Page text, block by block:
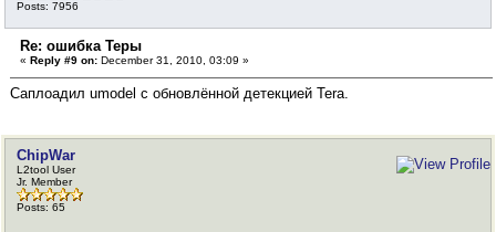
Posts: 7956
Re: ошибка Теры
« Reply #9 on: December 31, 2010, 03:09 »
Саплоадил umodel с обновлённой детекцией Tera.
ChipWar
L2tool User
Jr. Member
Posts: 65